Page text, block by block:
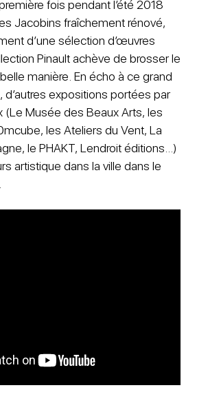
fois pendant l’été 2018
Jacobins fraîchement rénové,
d’une sélection d’œuvres
Pinault achève de brosser le
manière. En écho à ce grand
expositions portées par
(Le Musée des Beaux Arts, les
les Ateliers du Vent, La
le PHAKT, Lendroit éditions…)
artistique dans la ville dans le